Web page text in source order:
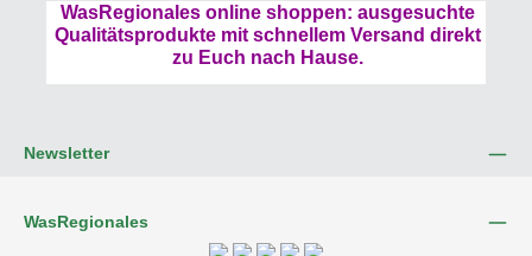
WasRegionales online shoppen: ausgesuchte
Qualitätsprodukte mit schnellem Versand direkt
zu Euch nach Hause.
Newsletter
WasRegionales